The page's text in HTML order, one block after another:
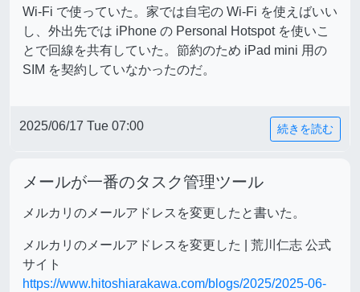
Wi-Fi で使っていた。家では自宅の Wi-Fi を使えばいい
し、外出先では iPhone の Personal Hotspot を使いこ
とで回線を共有していた。節約のため iPad mini 用の
SIM を契約していなかったのだ。
2025/06/17 Tue 07:00 続きを読む
メールが一番のタスク管理ツール
メルカリのメールアドレスを変更したと書いた。
メルカリのメールアドレスを変更した | 荒川仁志 公式
サイト
https://www.hitoshiarakawa.com/blogs/2025/2025-06-